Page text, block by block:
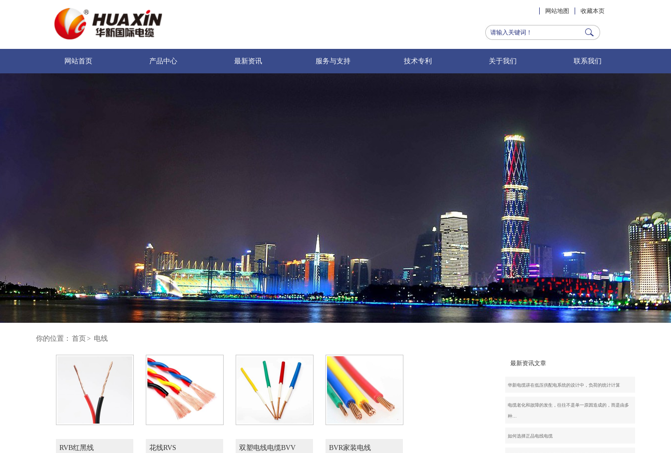
收藏本页
网站地图
网站首页 产品中心 最新资讯 服务与支持 技术专利 关于我们 联系我们
你的位置： 首页 > 电线
最新资讯文章
华新电缆讲在低压供配电系统的设计中，负荷的统计计算
电缆老化和故障的发生，往往不是单一原因造成的，而是由多
种…
如何选择正品电线电缆
RVB红黑线 花线RVS 双塑电线电缆BVV BVR家装电线